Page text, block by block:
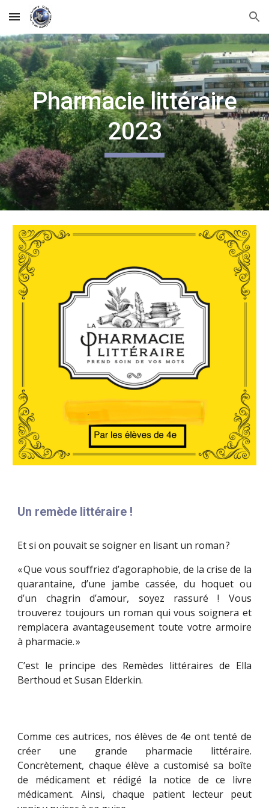
Skip to main content Skip to navigation
Pharmacie littéraire
2023
Un remède littéraire !
Et si on pouvait se soigner en lisant un roman ?
« Que vous souffriez d’agoraphobie, de la crise de la
quarantaine, d’une jambe cassée, du hoquet ou
d’un chagrin d’amour, soyez rassuré ! Vous
trouverez toujours un roman qui vous soignera et
remplacera avantageusement toute votre armoire
à pharmacie. »
C’est le principe des Remèdes littéraires de Ella
Berthoud et Susan Elderkin.
Comme ces autrices, nos élèves de 4e ont tenté de
créer une grande pharmacie littéraire.
Concrètement, chaque élève a customisé sa boîte
de médicament et rédigé la notice de ce livre
médicament. Ainsi, chaque patient lecteur peut